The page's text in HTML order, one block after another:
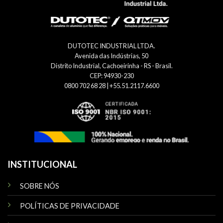
DUTOTEC INDUSTRIAL LTDA.
Avenida das Indústrias, 50
Distrito Industrial, Cachoeirinha - RS - Brasil.
CEP: 94930-230
0800 702 68 28 | +55.51.2117.6600
INSTITUCIONAL
SOBRE NÓS
POLÍTICAS DE PRIVACIDADE